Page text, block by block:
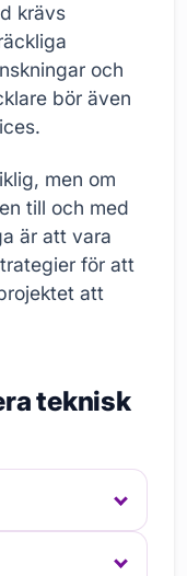
krävs
och
bör även
men om
till och med
är att vara
för att
att
teknisk